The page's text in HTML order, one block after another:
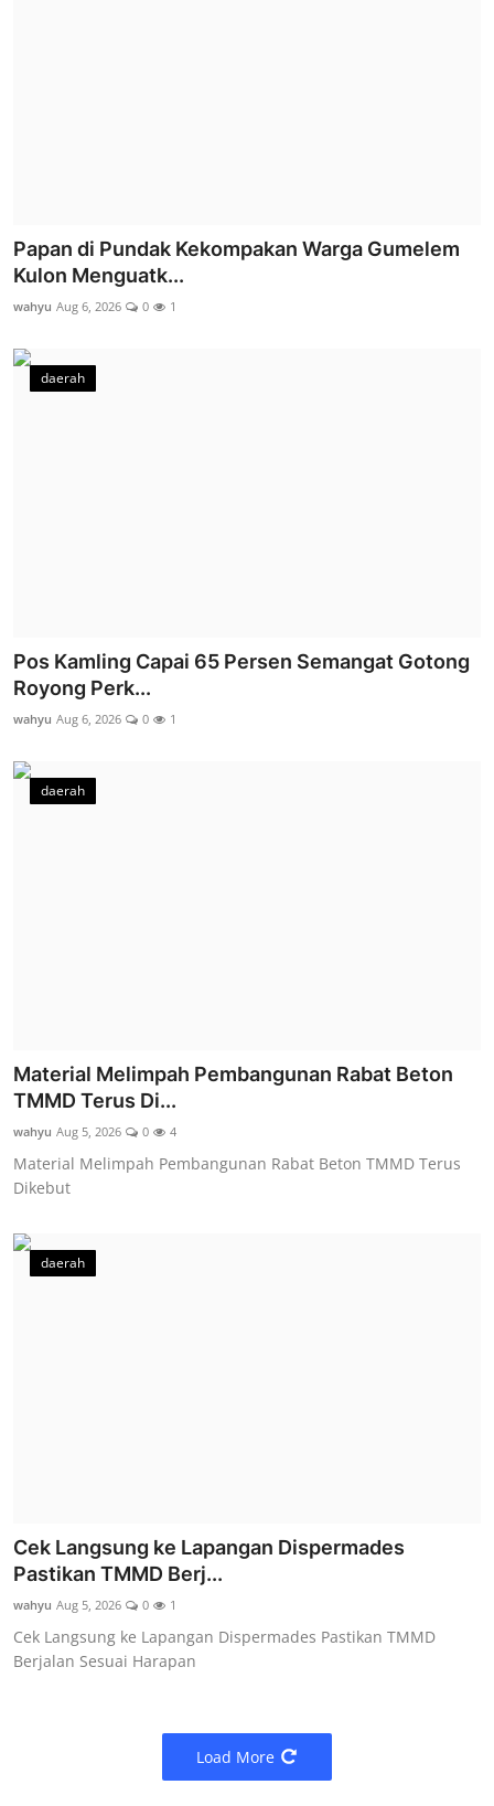
Papan di Pundak Kekompakan Warga Gumelem
Kulon Menguatk...
wahyu Aug 6, 2026 0 1
daerah
Pos Kamling Capai 65 Persen Semangat Gotong
Royong Perk...
wahyu Aug 6, 2026 0 1
daerah
Material Melimpah Pembangunan Rabat Beton
TMMD Terus Di...
wahyu Aug 5, 2026 0 4
Material Melimpah Pembangunan Rabat Beton TMMD Terus
Dikebut
daerah
Cek Langsung ke Lapangan Dispermades
Pastikan TMMD Berj...
wahyu Aug 5, 2026 0 1
Cek Langsung ke Lapangan Dispermades Pastikan TMMD
Berjalan Sesuai Harapan
Load More